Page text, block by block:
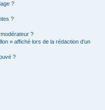
?
?
?
» affiché lors de la rédaction d’un
?